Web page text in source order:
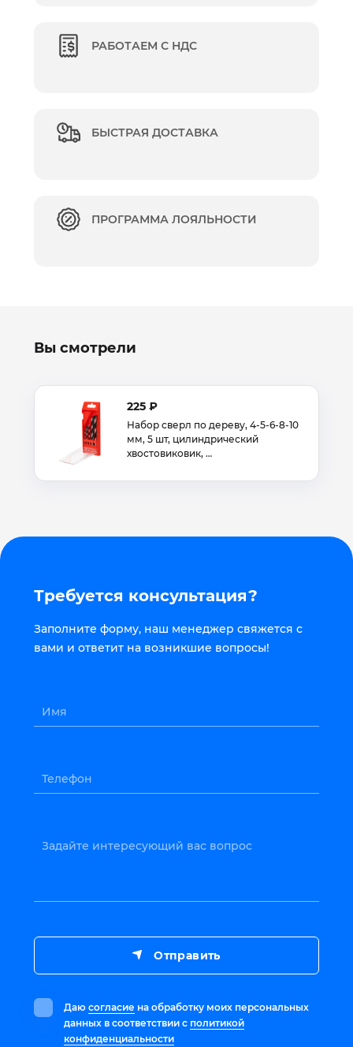
РАБОТАЕМ С НДС
БЫСТРАЯ ДОСТАВКА
ПРОГРАММА ЛОЯЛЬНОСТИ
Вы смотрели
225 ₽
Набор сверл по дереву, 4-5-6-8-10
мм, 5 шт, цилиндрический
хвостовиковик, …
Требуется консультация?
Заполните форму, наш менеджер свяжется с
вами и ответит на возникшие вопросы!
Имя
Телефон
Задайте интересующий вас вопрос
Даю согласие на обработку моих персональных
данных в соответствии с политикой
конфиденциальности
Отправить